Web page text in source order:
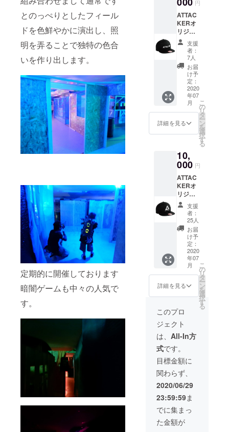
とのっぺりとしたフィール
ドを色鮮やかに演出し、照
明を弄ることで独特の色合
いを作り出します。
定期的に開催しております
暗闇ゲームも中々の人気で
す。
でと
おりま
す。複
数仕
様・そ
の他割
引券と
の併用
は出来
ません
のでご
了承く
ださ
割引券
の有効
7月31日
迄と
なって
おりま
す。
為、デ
ザイン
に変更
が出る
場合が
ござい
ます。
※割引券
のご利
用は1名
様1枚ま
でと
おりま
す。複
の他割
引券と
は出来
ません
のでご
了承く
ださ
い。 ※
割引券
の有効
期限は
2021年
7月31日
迄と
おりま
す。
ゲー
ム・定
例会・
貸切で
ご利用
できる
割引券
です。
※ご支援
時にT
シャツ
のサイ
(S/M/L/
XL/その
い。 ※
現在制
為、デ
ザイン
に変更
が出る
場合が
ござい
ます。
※割引券
のご利
用は1名
様1枚ま
でと
おりま
す。複
様・そ
引券と
の併用
ません
のでご
了承く
ださ
い。 ※
割引券
の有効
期限は
2021年
7月31日
適にプ
レイが
出来ま
す。 黒
地に白
文字の
シンプ
ルなデ
ザイン
となっ
ており
ます。
1000円
引き割
引券ｘ1
ゲー
ム・定
例会・
貸切で
ご利用
できる
割引券
です。
※ご支援
時にT
シャツ
のサイ
(S/M/L/
XL/その
他)をお
選びく
現在制
為、デ
ザイン
に変更
が出る
場合が
ござい
ます。
※割引券
用は1名
様1枚ま
でと
なって
円
ATTAC
KERオ
リジナ
ル
キャッ
プ① オ
リジナ
ルデザ
インを
フロン
トに配
置した
キャッ
プで
す。
NEWER
9FIFTY
フラッ
トビル
スナッ
プバッ
ク
キャッ
プを使
用して
おりま
す。 こ
ちらの
商品は
３D刺繍
で仕上
げてお
りま
に白刺
繍と
ウッド
ランド
カモ
ベース
に白刺
繍の2種
類を用
意して
おりま
す。
1000円
引き割
引券ｘ2
支援
者：
7人
お届
け予
定：
2020
年07
月
詳細を見る
こ
の
リ
タ
ー
ン
を
選
択
す
る
10,
000 円
ATTAC
KERオ
リジナ
ル
キャッ
プ② 当
店の弾
丸をイ
メージ
したロ
ゴデザ
インを
をフロ
ントに
配置し
た
キャッ
プで
す。
NEWER
A
9FIFTY
フラッ
トビル
スナッ
プバッ
ク
キャッ
プを使
用して
おりま
支援
者：
25人
お届
け予
定：
2020
年07
月
詳細を見る
こ
の
リ
タ
ー
ン
を
選
択
す
る
このプロ
ジェクト
は、 All-In方
式です。
目標金額に
関わらず、
2020/06/29
23:59:59ま
でに集まっ
た金額が